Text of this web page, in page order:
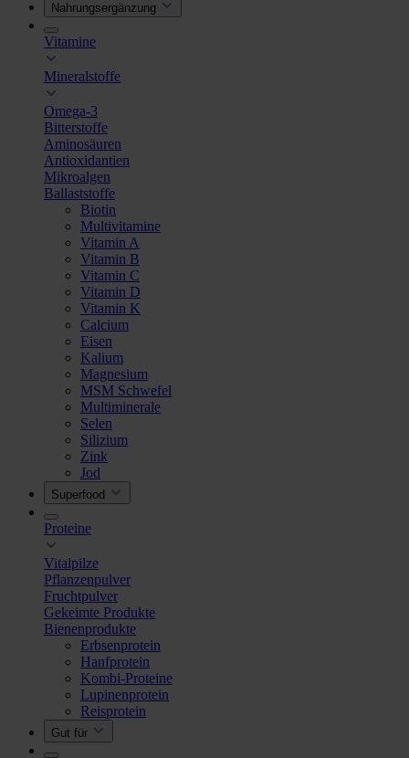
Nahrungsergänzung
Vitamine
Mineralstoffe
Omega-3
Bitterstoffe
Aminosäuren
Antioxidantien
Mikroalgen
Ballaststoffe
Biotin
Multivitamine
Vitamin A
Vitamin B
Vitamin C
Vitamin D
Vitamin K
Calcium
Eisen
Kalium
Magnesium
MSM Schwefel
Multiminerale
Selen
Silizium
Zink
Jod
Superfood
Proteine
Vitalpilze
Pflanzenpulver
Fruchtpulver
Gekeimte Produkte
Bienenprodukte
Erbsenprotein
Hanfprotein
Kombi-Proteine
Lupinenprotein
Reisprotein
Gut für